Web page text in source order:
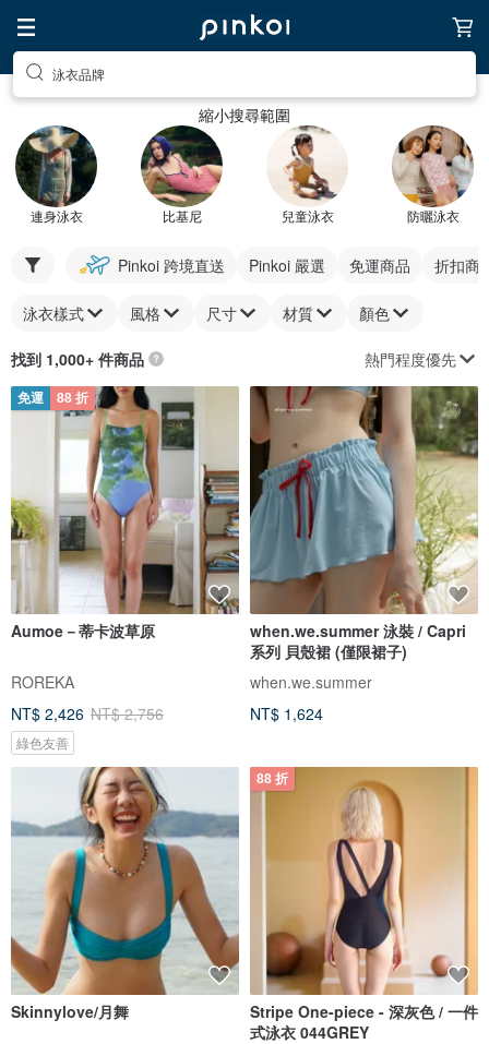
泳衣品牌
縮小搜尋範圍
連身泳衣 比基尼 兒童泳衣 防曬泳衣
Pinkoi 跨境直送 Pinkoi 嚴選 免運商品 折扣商
泳衣樣式 風格 尺寸 材質 顏色
找到 1,000+ 件商品 熱門程度優先
免運 88 折
Aumoe－蒂卡波草原
ROREKA
NT$ 2,426 NT$ 2,756
綠色友善
when.we.summer 泳裝 / Capri
系列 貝殼裙 (僅限裙子)
when.we.summer
NT$ 1,624
Skinnylove/月舞
88 折
Stripe One-piece - 深灰色 / 一件
式泳衣 044GREY